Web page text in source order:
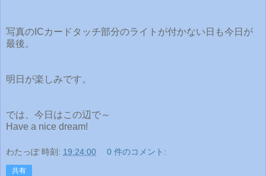
写真のICカードタッチ部分のライトが付かない日も今日が
最後。
明日が楽しみです。
では、今日はこの辺で～
Have a nice dream!
わたっぽ 時刻: 19:24:00 0 件のコメント:
共有